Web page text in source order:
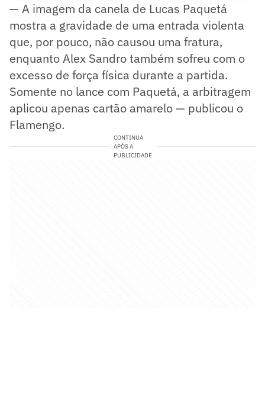
— A imagem da canela de Lucas Paquetá
mostra a gravidade de uma entrada violenta
que, por pouco, não causou uma fratura,
enquanto Alex Sandro também sofreu com o
excesso de força física durante a partida.
Somente no lance com Paquetá, a arbitragem
aplicou apenas cartão amarelo — publicou o
Flamengo.
CONTINUA
APÓS A
PUBLICIDADE